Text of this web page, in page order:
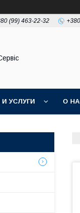
(99) 463-22-32
УСЛУГИ О